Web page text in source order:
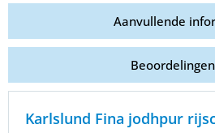
Aanvullende
Karlslund Fina jodhpur